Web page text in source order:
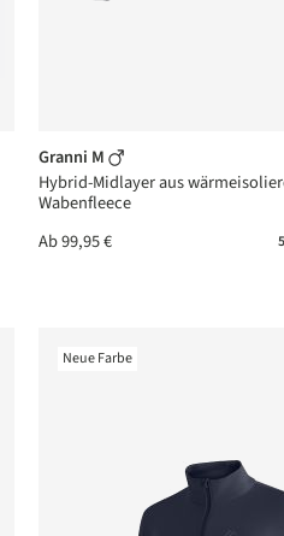
Granni M
Hybrid-Midlayer aus
Wabenfleece
Ab99,95 €
Neue Farbe